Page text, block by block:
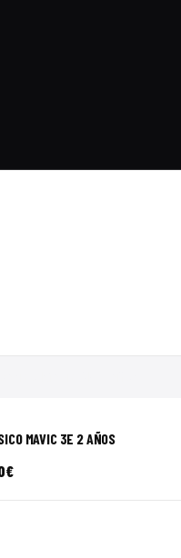
RÁPIDA
MAVIC 3E 2 AÑOS
€